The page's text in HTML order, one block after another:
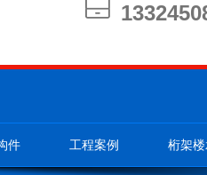
件 工程案例 桁架楼